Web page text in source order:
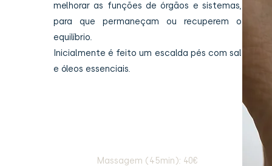
melhorar as funções de órgãos e sistemas,
para que permaneçam ou recuperem o
equilíbrio.
Inicialmente é feito um escalda pés com sal
e óleos essenciais.
Massagem (45min): 40€